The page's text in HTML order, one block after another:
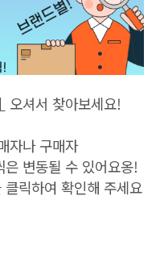
오셔서 찾아보세요!
자나 구매자
은 변동될 수 있어요옹!
릭하여 확인해 주세요